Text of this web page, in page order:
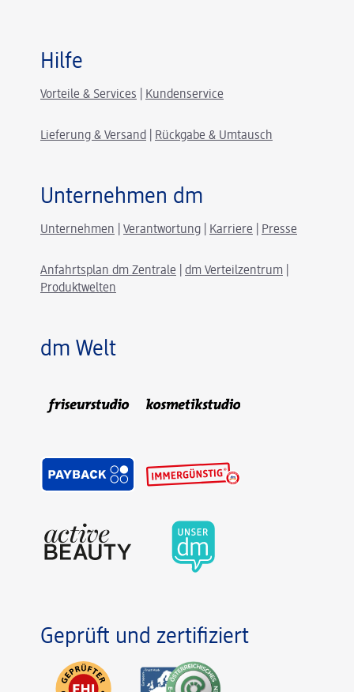
Hilfe
Vorteile & Services Kundenservice
Lieferung & Versand Rückgabe & Umtausch
Unternehmen dm
Unternehmen Verantwortung Karriere Presse
Anfahrtsplan dm Zentrale dm Verteilzentrum
Produktwelten
dm Welt
Geprüft und zertifiziert